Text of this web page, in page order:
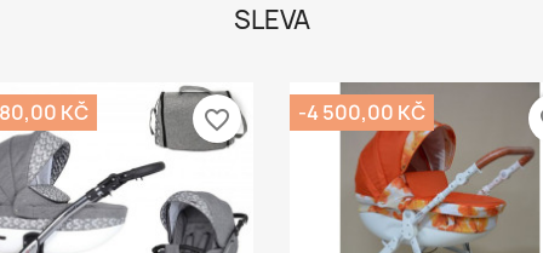
SLEVA
KČ favorite_border -4 500,00 KČ